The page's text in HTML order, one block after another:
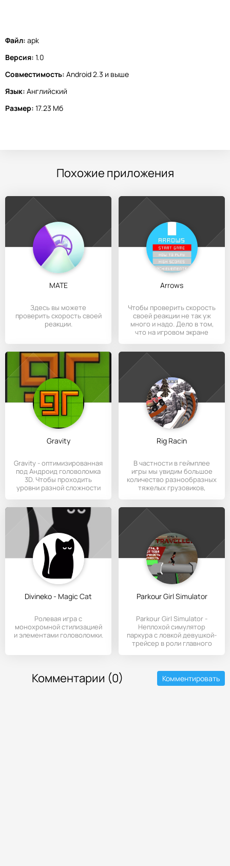
Файл: apk
Версия: 1.0
Совместимость: Android 2.3 и выше
Язык: Английский
Размер: 17.23 Мб
Похожие приложения
MATE
Здесь вы можете
проверить скорость своей
реакции.
Arrows
Чтобы проверить скорость
своей реакции не так уж
много и надо. Дело в том,
что на игровом экране
Gravity
Gravity - оптимизированная
под Андроид головоломка
3D. Чтобы проходить
уровни разной сложности
Rig Racin
В частности в геймплее
игры мы увидим большое
количество разнообразных
тяжелых грузовиков,
Divineko - Magic Cat
Ролевая игра с
монохромной стилизацией
и элементами головоломки.
Parkour Girl Simulator
Parkour Girl Simulator -
Неплохой симулятор
паркура с ловкой девушкой-
трейсер в роли главного
Комментарии (0) Комментировать